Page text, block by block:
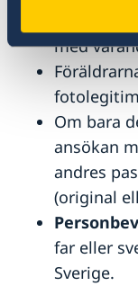
med
Om bara
ansökan
andres
(original
far eller
Sverige.